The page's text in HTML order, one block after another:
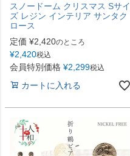
スノードーム クリスマス Sサイ
ズ レジン インテリア サンタク
ロース
定価 ¥2,420のところ
¥2,420税込
会員特別価格 ¥2,299税込
カートに入れる